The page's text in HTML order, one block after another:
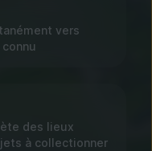
vers
des lieux
à collectionner